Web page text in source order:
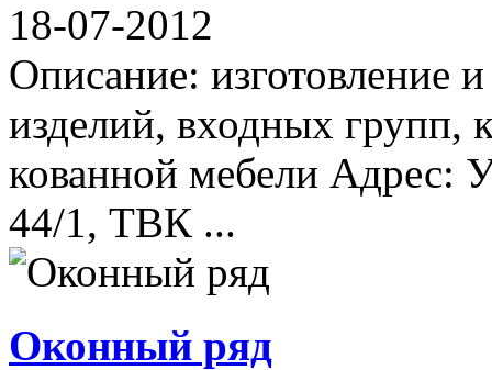
18-07-2012
Описание: изготовление
изделий, входных групп,
кованной мебели Адрес:
44/1, ТВК ...
Оконный ряд